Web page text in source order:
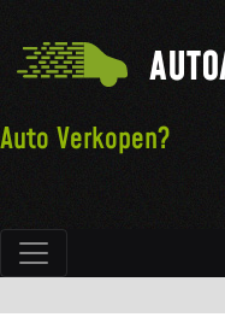
Hoofdnavigatie
Auto Verkopen?